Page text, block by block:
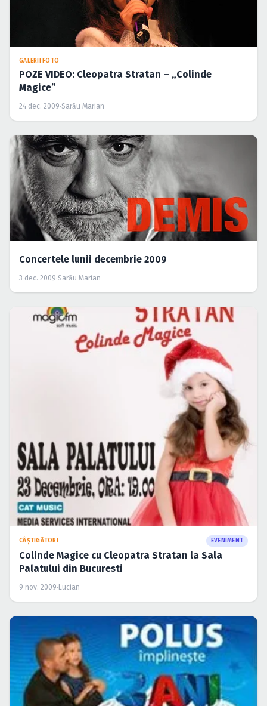
GALERII FOTO
POZE VIDEO: Cleopatra Stratan – „Colinde
Magice”
24 dec. 2009·Sarău Marian
Concertele lunii decembrie 2009
3 dec. 2009·Sarău Marian
CÂŞTIGĂTORI EVENIMENT
Colinde Magice cu Cleopatra Stratan la Sala
Palatului din Bucuresti
9 nov. 2009· Lucian